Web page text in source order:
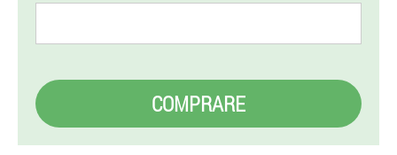
COMPRARE